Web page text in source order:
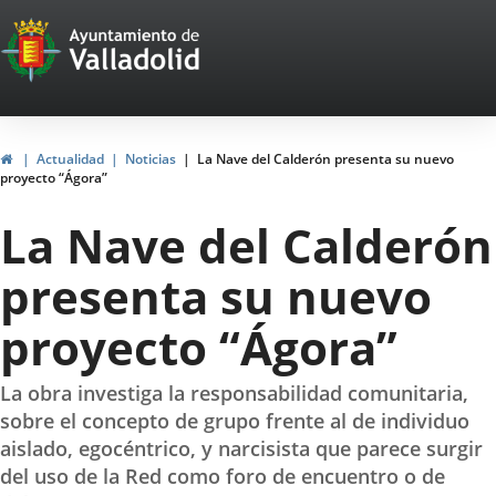
Portal
Web
del
Ayuntamiento
de
Valladolid
HomeActualidad Noticias
La Nave del Calderón presenta su nuevo
proyecto “Ágora”
La Nave del Calderón
presenta su nuevo
proyecto “Ágora”
La obra investiga la responsabilidad comunitaria,
sobre el concepto de grupo frente al de individuo
aislado, egocéntrico, y narcisista que parece surgir
del uso de la Red como foro de encuentro o de